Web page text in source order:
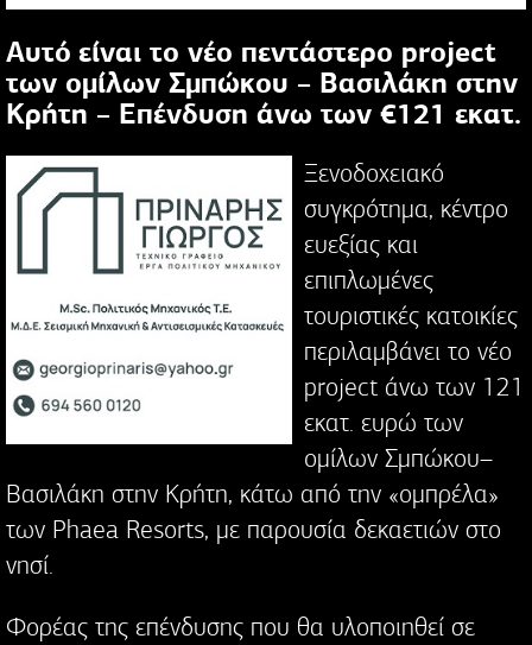
Αυτό είναι το νέο πεντάστερο project
των ομίλων Σμπώκου – Βασιλάκη στην
Κρήτη – Επένδυση άνω των €121 εκατ.
Ξενοδοχειακό
συγκρότημα, κέντρο
ευεξίας και
επιπλωμένες
τουριστικές κατοικίες
περιλαμβάνει το νέο
project άνω των 121
εκατ. ευρώ των
ομίλων Σμπώκου–
Βασιλάκη στην Κρήτη, κάτω από την «ομπρέλα»
των Phaea Resorts, με παρουσία δεκαετιών στο
νησί.
Φορέας της επένδυσης που θα υλοποιηθεί σε